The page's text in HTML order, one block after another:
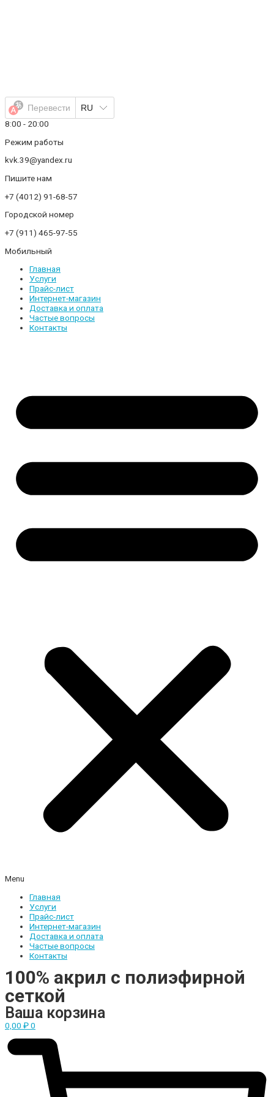
Перевести
RU
8:00 - 20:00
Режим работы
kvk.39@yandex.ru
Пишите нам
+7 (4012) 91-68-57
Городской номер
+7 (911) 465-97-55
Мобильный
Главная
Услуги
Прайс-лист
Интернет-магазин
Доставка и оплата
Частые вопросы
Контакты
Menu
Главная
Услуги
Прайс-лист
Интернет-магазин
Доставка и оплата
Частые вопросы
Контакты
100% акрил с полиэфирной
сеткой
Ваша корзина
0,00 ₽0